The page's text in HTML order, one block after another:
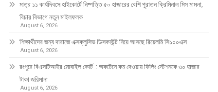
মাত্র ১১ কার্যদিবসে হাইকোর্টে নিষ্পত্তি ৫০ হাজারের বেশি পুরাতন ক্রিমিনাল মিস মামলা,
বিচার বিভাগে নতুন মাইলফলক
August 6, 2026
শিক্ষার্থীদের জন্য দারাজে এক্সক্লুসিভ ডিসকাউন্ট নিয়ে আসছে রিয়েলমি সি১০০এক্স
August 6, 2026
রংপুরে বিএসটিআইর মোবাইল কোর্ট : অকটেনে কম দেওয়ায় ফিলিং স্টেশনকে ৩০ হাজার
টাকা জরিমানা
August 6, 2026